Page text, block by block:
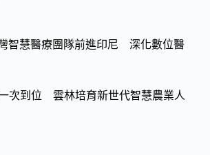
智慧醫療團隊前進印尼 深化數位醫
次到位 雲林培育新世代智慧農業人